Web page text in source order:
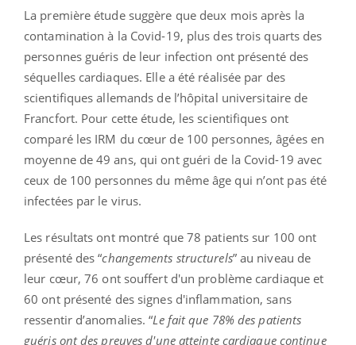
La première étude suggère que deux mois après la
contamination à la Covid-19, plus des trois quarts des
personnes guéris de leur infection ont présenté des
séquelles cardiaques. Elle a été réalisée par des
scientifiques allemands de l’hôpital universitaire de
Francfort. Pour cette étude, les scientifiques ont
comparé les IRM du cœur de 100 personnes, âgées en
moyenne de 49 ans, qui ont guéri de la Covid-19 avec
ceux de 100 personnes du même âge qui n’ont pas été
infectées par le virus.
Les résultats ont montré que 78 patients sur 100 ont
présenté des “changements structurels” au niveau de
leur cœur, 76 ont souffert d'un problème cardiaque et
60 ont présenté des signes d'inflammation, sans
ressentir d’anomalies. “Le fait que 78% des patients
guéris ont des preuves d'une atteinte cardiaque continue